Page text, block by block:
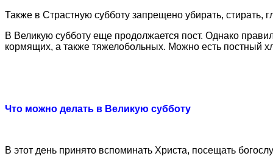
Также в Страстную субботу запрещено убирать, стирать,
В Великую субботу еще продолжается пост. Однако
кормящих, а также тяжелобольных. Можно есть постный
Что можно делать в Великую субботу
В этот день принято вспоминать Христа, посещать